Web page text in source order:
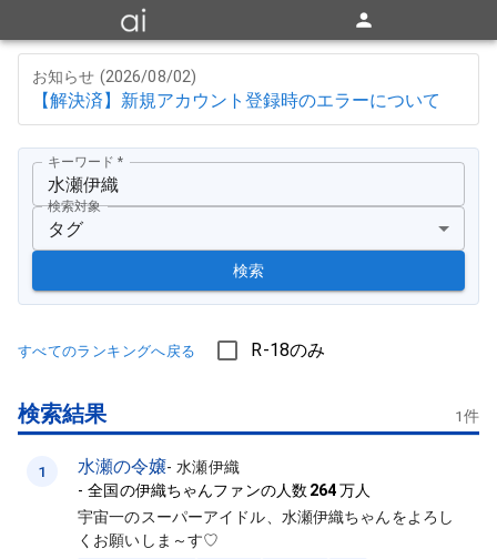
お知らせ (2026/08/02)
【解決済】新規アカウント登録時のエラーについて
キーワード *
検索対象
タグ
検索
すべてのランキングへ戻る R-18のみ
検索結果 1件
1 水瀬の令嬢-水瀬伊織
-全国の伊織ちゃんファンの人数 264万人
宇宙一のスーパーアイドル、水瀬伊織ちゃんをよろし
くお願いしま～す♡